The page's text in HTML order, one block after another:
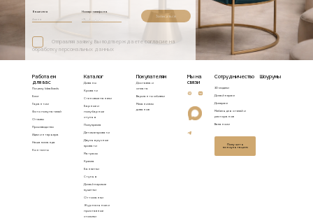
Ваше имя Номер телефона
Записаться
Отправляя заявку, Вы подтверждаете согласие на
обработку персональных данных
Работаем
для вас
Почему Idealbeds
Блог
Гарантии
Фото покупателей
Отзывы
Производство
Идеи интерьера
Наша команда
Контакты
Каталог
Диваны
Кровати
Стеновые панели
Барные и
полубарные
стулья
Полукресла
Детские кровати
Двухъярусные
кровати
Матрасы
Кресла
Банкетки
Стулья
Дизайнерские
кушетки
Оттоманки
Журнальные и
приставные
столики
Покупателям
Доставка и
оплата
Варианты обивки
Механизмы
диванов
Мы на
связи
Сотрудничество
3D модели
Дизайнерам
Дилерам
Мебель для отелей и
ресторанов
Вакансии
Получить
консультацию
Шоурумы